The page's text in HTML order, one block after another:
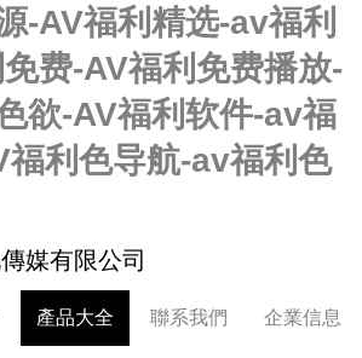
-AV福利精选-av福利
费-AV福利免费播放-
欲-AV福利软件-av福
福利色导航-av福利色
媒有限公司
產品大全 聯系我們 企業信息